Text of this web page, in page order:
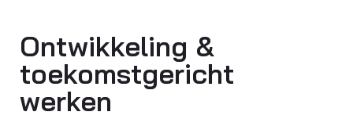
Ontwikkeling &
toekomstgericht
werken